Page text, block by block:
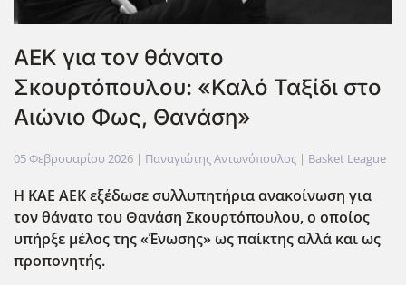
ΑΕΚ για τον θάνατο
Σκουρτόπουλου: «Καλό Ταξίδι στο
Αιώνιο Φως, Θανάση»
05 Φεβρουαρίου 2026 | Παναγιώτης Αντωνόπουλος | Basket League
Η ΚΑΕ ΑΕΚ εξέδωσε συλλυπητήρια ανακοίνωση για
τον θάνατο του Θανάση Σκουρτόπουλου, ο οποίος
υπήρξε μέλος της «Ένωσης» ως παίκτης αλλά και ως
προπονητής.